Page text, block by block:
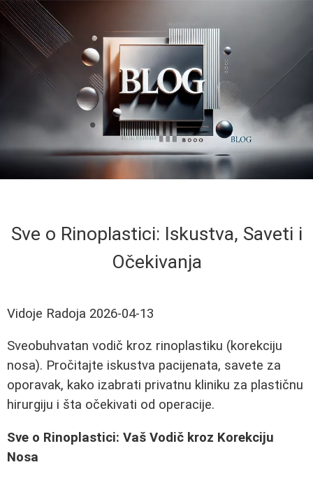
Sve o Rinoplastici: Iskustva, Saveti i
Očekivanja
Vidoje Radoja 2026-04-13
Sveobuhvatan vodič kroz rinoplastiku (korekciju
nosa). Pročitajte iskustva pacijenata, savete za
oporavak, kako izabrati privatnu kliniku za plastičnu
hirurgiju i šta očekivati od operacije.
Sve o Rinoplastici: Vaš Vodič kroz Korekciju
Nosa